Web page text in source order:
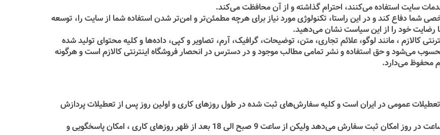
سایت استفاده می‏‌کنند، احترام گذاشته و از آن محافظت می‏‌کند.
شما دفاع کند و در این راستا، تکنولوژی مورد نیاز برای هرچه مطمئن‏‌تر و امن‏‌تر شدن استفاده شما از سایت را، توسعه
رضایت خود را از این سیاست نشان می‏‌دهید.
، مانند لوگو، علائم تجاری، متن، توضیحات، گرافیک، آرم، تصاویر و کپی، داده‌ها و کلیه محتوای تولید شده
محسوب می‏‌شود و حق استفاده و نشر تمامی مطالب موجود و در دسترس در انحصار فروشگاه اینترنتی کالازم است و هرگونه
محفوظ می‏‌دارد.
تعطیلات عمومی در ایران است و کلیه سفارش‏‌های ثبت شده در طول روزهای کاری و اولین روز پس از تعطیلات پردازش
فروشگاه اینترنتی کالازم به مشتریان خود در 7 روز هفته و 24 ساعت در روز امکان ثبت سفارش می‌‏دهد ولیکن از ساعت 9 صبح الی 18 بعد از ظهر روزهای کاری ، امکان پاسخگویی و